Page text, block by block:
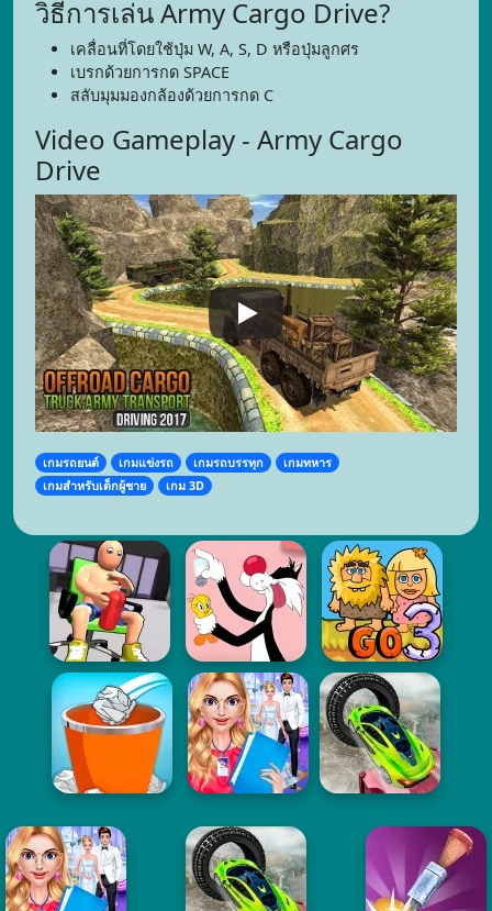
วิธีการเล่น Army Cargo Drive?
เคลื่อนที่โดยใช้ปุ่ม W, A, S, D หรือปุ่มลูกศร
เบรกด้วยการกด SPACE
สลับมุมมองกล้องด้วยการกด C
Video Gameplay - Army Cargo
Drive
เกมรถยนต์ เกมแข่งรถ เกมรถบรรทุก
เกมทหาร
เกมสำหรับเด็กผู้ชาย
เกม 3D